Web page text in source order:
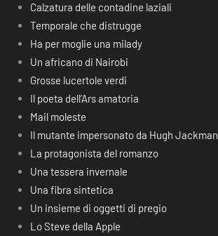
Calzatura delle contadine laziali
Temporale che distrugge
Ha per moglie una milady
Un africano di Nairobi
Grosse lucertole verdi
Il poeta dell’Ars amatoria
Mail moleste
Il mutante impersonato da Hugh Jackman
La protagonista del romanzo
Una tessera invernale
Una fibra sintetica
Un insieme di oggetti di pregio
Lo Steve della Apple